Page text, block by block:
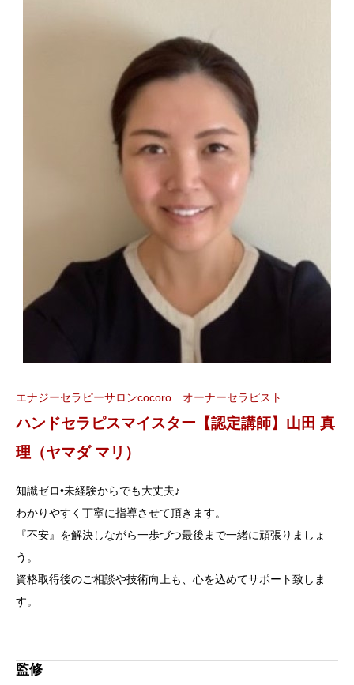
エナジーセラピーサロンcocoro オーナーセラピスト
ハンドセラピスマイスター【認定講師】山田 真
理（ヤマダ マリ）
知識ゼロ•未経験からでも大丈夫♪
わかりやすく丁寧に指導させて頂きます。
『不安』を解決しながら一歩づつ最後まで一緒に頑張りましょ
う。
資格取得後のご相談や技術向上も、心を込めてサポート致しま
す。
監修